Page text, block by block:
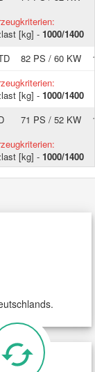
[kg] - 1000/1400
82 PS / 60 KW
[kg] - 1000/1400
71 PS / 52 KW
[kg] - 1000/1400
82 PS / 60 KW
[kg] -
75 PS / 55 KW
[kg] -1000/1400
82 PS / 60 KW